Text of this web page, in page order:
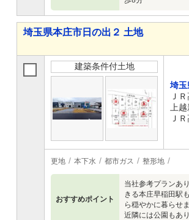
埼玉県本庄市日の出２ 土地
建築条件付土地
埼玉
Ｊ
上
Ｊ
更地 本下水 都市ガス 整形地
おすすめポイント
当社参考プランあ
きる本庄早稲田駅
ら穏やかに暮らせ
近隣には公園もあ